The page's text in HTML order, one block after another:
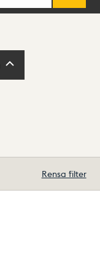
Rensa filter